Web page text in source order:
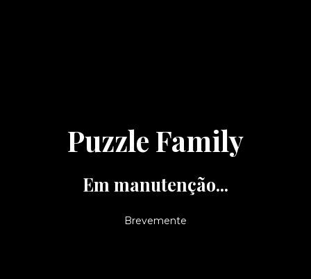
Puzzle Family
Em manutenção...
Brevemente